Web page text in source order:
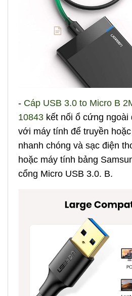
- Cáp USB 3.0 to Micro B
10843 kết nối ổ cứng ngoài
với máy tính để truyền
nhanh chóng và sạc điện
hoặc máy tính bảng
cổng Micro USB 3.0. B.